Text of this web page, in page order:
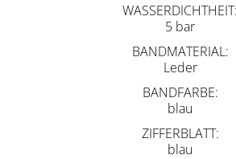
WASSERDICHTHEIT
5 bar
BANDMATERIAL
Leder
BANDFARBE
blau
ZIFFERBLATT
blau